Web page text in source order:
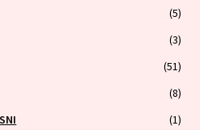
(5)
(3)
(51)
(8)
(1)